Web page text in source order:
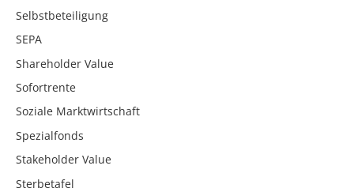
Selbstbeteiligung
SEPA
Shareholder Value
Sofortrente
Soziale Marktwirtschaft
Spezialfonds
Stakeholder Value
Sterbetafel